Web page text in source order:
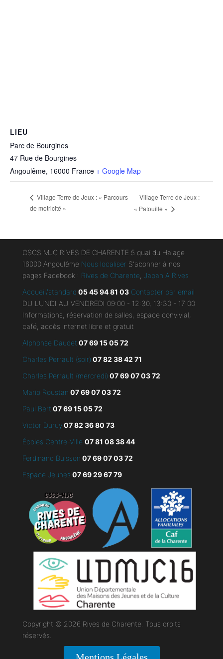
LIEU
Parc de Bourgines
47 Rue de Bourgines
Angoulême, 16000 France + Google Map
Village Terre de Jeux : « Parcours
de motricité »
Village Terre de Jeux :
« Patouille »
CSCS MJC RIVES DE CHARENTE 5 quai du Halage
16000 Angoulême Nous localiser S'abonner à nos
pages Facebook : Rives de Charente Japan A Rives
Accueil/standard 05 45 94 81 03 Contacter par email
DU LUNDI AU VENDREDI 09:00 - 12:30, 13:30 - 17:00
Informations, réservation de salles, espace convivial,
café, accès internet libre et gratuit
Alphonse Daudet 07 69 15 05 72
Charles Perrault (soir) 07 82 38 42 71
Charles Perrault (mercredi) 07 69 07 03 72
Mario Roustan 07 69 07 03 72
Paul Bert 07 69 15 05 72
Victor Duruy07 82 36 80 73
Écoles Centre-Ville 07 81 08 38 44
Ferdinand Buisson 0769 07 03 72
Espace Jeunes 07 69 29 67 79
Copyright © 2026 Rives de Charente. Tous droits
réservés.